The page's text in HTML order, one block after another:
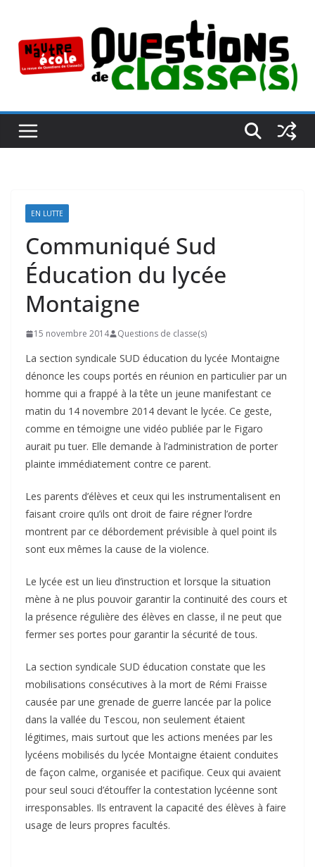
contenu
EN LUTTE
Communiqué Sud
Éducation du lycée
Montaigne
15 novembre 2014 Questions de classe(s)
La section syndicale SUD éducation du lycée Montaigne
dénonce les coups portés en réunion en particulier par un
homme qui a frappé à la tête un jeune manifestant ce
matin du 14 novembre 2014 devant le lycée. Ce geste,
comme en témoigne une vidéo publiée par le Figaro
aurait pu tuer. Elle demande à l’administration de porter
plainte immédiatement contre ce parent.
Les parents d’élèves et ceux qui les instrumentalisent en
faisant croire qu’ils ont droit de faire régner l’ordre
montrent par ce débordement prévisible à quel point ils
sont eux mêmes la cause de la violence.
Le lycée est un lieu d’instruction et lorsque la situation
mène à ne plus pouvoir garantir la continuité des cours et
la présence régulière des élèves en classe, il ne peut que
fermer ses portes pour garantir la sécurité de tous.
La section syndicale SUD éducation constate que les
mobilisations consécutives à la mort de Rémi Fraisse
causée par une grenade de guerre lancée par la police
dans la vallée du Tescou, non seulement étaient
légitimes, mais surtout que les actions menées par les
lycéens mobilisés du lycée Montaigne étaient conduites
de façon calme, organisée et pacifique. Ceux qui avaient
pour seul souci d’étouffer la contestation lycéenne sont
irresponsables. Ils entravent la capacité des élèves à faire
usage de leurs propres facultés.